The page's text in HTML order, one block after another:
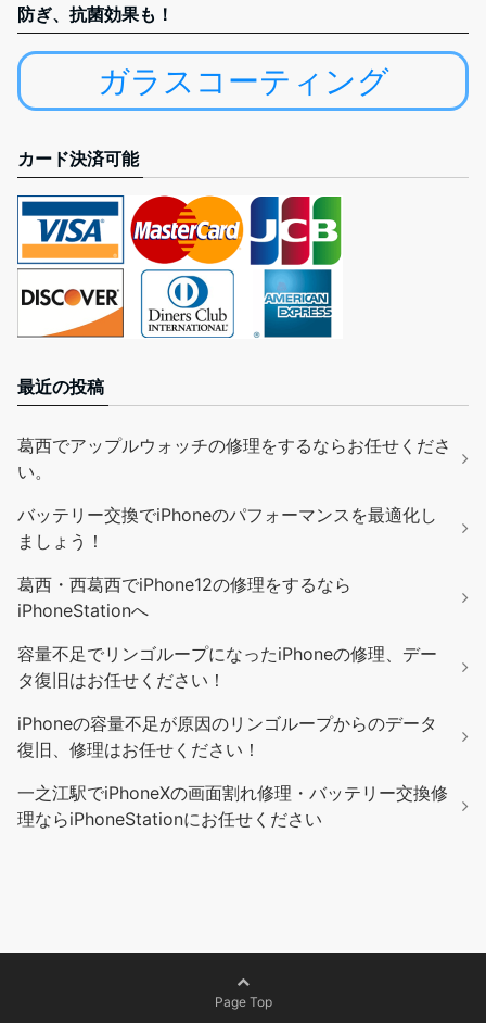
防ぎ、抗菌効果も！
ガラスコーティング
カード決済可能
最近の投稿
葛西でアップルウォッチの修理をするならお任せくださ
い。
バッテリー交換でiPhoneのパフォーマンスを最適化し
ましょう！
葛西・西葛西でiPhone12の修理をするなら
iPhoneStationへ
容量不足でリンゴループになったiPhoneの修理、デー
タ復旧はお任せください！
iPhoneの容量不足が原因のリンゴループからのデータ
復旧、修理はお任せください！
一之江駅でiPhoneXの画面割れ修理・バッテリー交換修
理ならiPhoneStationにお任せください
Page Top